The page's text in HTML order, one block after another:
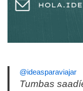
@ideasparaviajar
Tumbas